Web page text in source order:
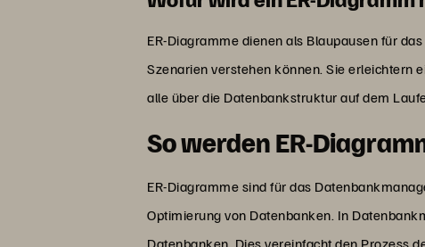
ER-Diagramme dienen als Blaupausen für
Szenarien verstehen können. Sie erleichtern
alle über die Datenbankstruktur auf dem
So werden ER-
ER-Diagramme sind für das
Optimierung von Datenbanken. In